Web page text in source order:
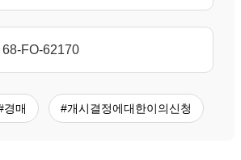
68-FO-62170
경매 #개시결정에대한이의신청